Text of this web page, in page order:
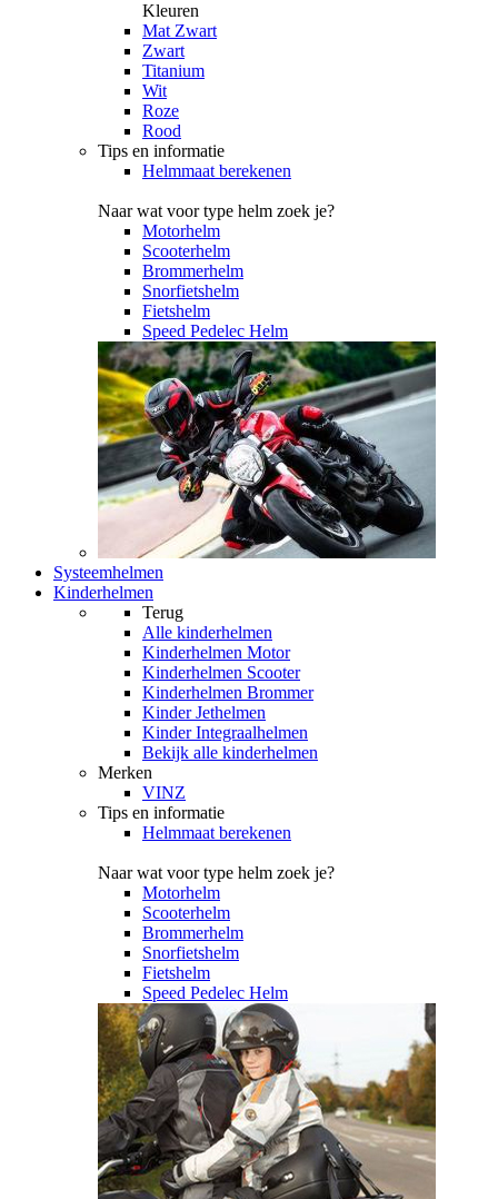
Kleuren
Mat Zwart
Zwart
Titanium
Wit
Roze
Rood
Tips en informatie
Helmmaat berekenen
Naar wat voor type helm zoek je?
Motorhelm
Scooterhelm
Brommerhelm
Snorfietshelm
Fietshelm
Speed Pedelec Helm
Systeemhelmen
Kinderhelmen
Terug
Alle kinderhelmen
Kinderhelmen Motor
Kinderhelmen Scooter
Kinderhelmen Brommer
Kinder Jethelmen
Kinder Integraalhelmen
Bekijk alle kinderhelmen
Merken
VINZ
Tips en informatie
Helmmaat berekenen
Naar wat voor type helm zoek je?
Motorhelm
Scooterhelm
Brommerhelm
Snorfietshelm
Fietshelm
Speed Pedelec Helm